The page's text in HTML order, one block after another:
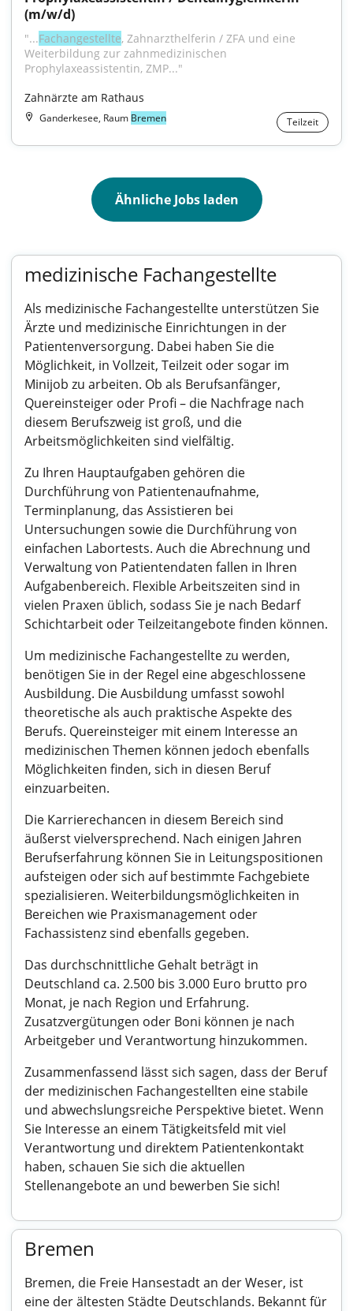
(m/w/d)
"...Fachangestellte, Zahnarzthelferin / ZFA und eine
Weiterbildung zur zahnmedizinischen
Prophylaxeassistentin, ZMP..."
Zahnärzte am Rathaus
Ganderkesee, Raum Bremen Teilzeit
Ähnliche Jobs laden
medizinische Fachangestellte
Als medizinische Fachangestellte unterstützen Sie
Ärzte und medizinische Einrichtungen in der
Patientenversorgung. Dabei haben Sie die
Möglichkeit, in Vollzeit, Teilzeit oder sogar im
Minijob zu arbeiten. Ob als Berufsanfänger,
Quereinsteiger oder Profi – die Nachfrage nach
diesem Berufszweig ist groß, und die
Arbeitsmöglichkeiten sind vielfältig.
Zu Ihren Hauptaufgaben gehören die
Durchführung von Patientenaufnahme,
Terminplanung, das Assistieren bei
Untersuchungen sowie die Durchführung von
einfachen Labortests. Auch die Abrechnung und
Verwaltung von Patientendaten fallen in Ihren
Aufgabenbereich. Flexible Arbeitszeiten sind in
vielen Praxen üblich, sodass Sie je nach Bedarf
Schichtarbeit oder Teilzeitangebote finden können.
Um medizinische Fachangestellte zu werden,
benötigen Sie in der Regel eine abgeschlossene
Ausbildung. Die Ausbildung umfasst sowohl
theoretische als auch praktische Aspekte des
Berufs. Quereinsteiger mit einem Interesse an
medizinischen Themen können jedoch ebenfalls
Möglichkeiten finden, sich in diesen Beruf
einzuarbeiten.
Die Karrierechancen in diesem Bereich sind
äußerst vielversprechend. Nach einigen Jahren
Berufserfahrung können Sie in Leitungspositionen
aufsteigen oder sich auf bestimmte Fachgebiete
spezialisieren. Weiterbildungsmöglichkeiten in
Bereichen wie Praxismanagement oder
Fachassistenz sind ebenfalls gegeben.
Das durchschnittliche Gehalt beträgt in
Deutschland ca. 2.500 bis 3.000 Euro brutto pro
Monat, je nach Region und Erfahrung.
Zusatzvergütungen oder Boni können je nach
Arbeitgeber und Verantwortung hinzukommen.
Zusammenfassend lässt sich sagen, dass der Beruf
der medizinischen Fachangestellten eine stabile
und abwechslungsreiche Perspektive bietet. Wenn
Sie Interesse an einem Tätigkeitsfeld mit viel
Verantwortung und direktem Patientenkontakt
haben, schauen Sie sich die aktuellen
Stellenangebote an und bewerben Sie sich!
Bremen
Bremen, die Freie Hansestadt an der Weser, ist
eine der ältesten Städte Deutschlands. Bekannt für